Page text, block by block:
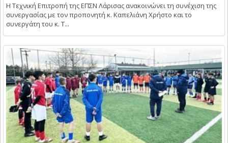
Η Τεχνική Επιτροπή της ΕΠΣΝ Λάρισας ανακοινώνει τη συνέχιση της
συνεργασίας με τον προπονητή κ. Καπελιάνη Χρήστο και το
συνεργάτη του κ. Τ...